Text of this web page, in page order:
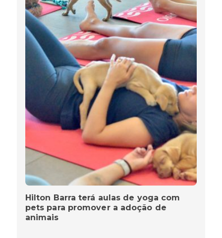
Hilton Barra terá aulas de yoga com
pets para promover a adoção de
animais